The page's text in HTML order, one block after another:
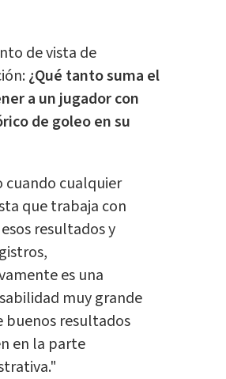
de vista de
¿Qué tanto suma el
a un jugador con
de goleo en su
cuando cualquier
que trabaja con
resultados y
es una
muy grande
buenos resultados
en la parte